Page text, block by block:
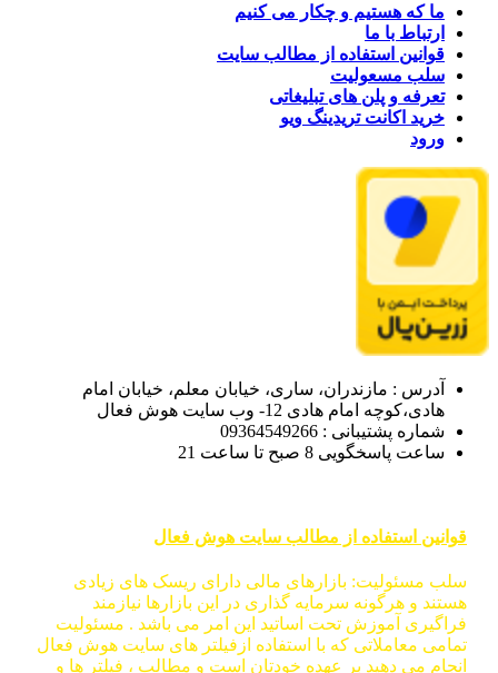
ما که هستیم و چکار می کنیم
ارتباط با ما
قوانین استفاده از مطالب سایت
سلب مسعولیت
تعرفه و پلن های تبلیغاتی
خرید اکانت تریدینگ ویو
ورود
آدرس : مازندران، ساری، خیابان معلم، خیابان امام
هادی،کوچه امام هادی 12- وب سایت هوش فعال
شماره پشتیبانی : 09364549266
ساعت پاسخگویی 8 صبح تا ساعت 21
قوانین استفاده از مطالب سایت هوش فعال
سلب مسئولیت: بازارهای مالی دارای ریسک های زیادی
هستند و هرگونه سرمایه گذاری در این بازارها نیازمند
فراگیری آموزش تحت اساتید این امر می باشد . مسئولیت
تمامی معاملاتی که با استفاده ازفیلتر های سایت هوش فعال
انجام می دهید بر عهده خودتان است و مطالب ، فیلتر ها و